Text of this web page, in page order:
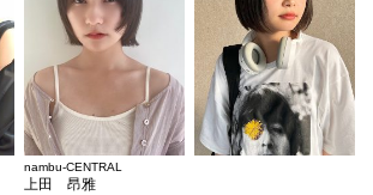
nambu-CENTRAL
上田 昂雅